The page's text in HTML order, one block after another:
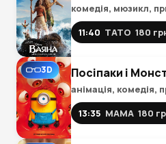
комедія, мюзикл,
11:40 ТАТО 180
3D Посіпаки і
анімація, комедія,
13:35 МАМА 180